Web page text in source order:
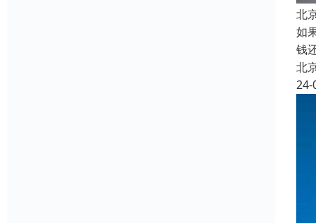
北
如
钱
北
24-